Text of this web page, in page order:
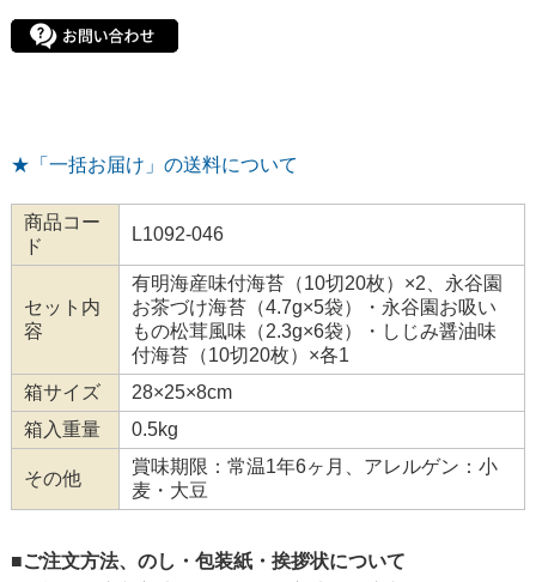
★「一括お届け」の送料について
商品コー
ド
L1092-046
セット内
容
有明海産味付海苔（10切20枚）×2、永谷園
お茶づけ海苔（4.7g×5袋）・永谷園お吸い
もの松茸風味（2.3g×6袋）・しじみ醤油味
付海苔（10切20枚）×各1
箱サイズ
28×25×8cm
箱入重量
0.5kg
その他
賞味期限：常温1年6ヶ月、アレルゲン：小
麦・大豆
■ご注文方法、のし・包装紙・挨拶状について